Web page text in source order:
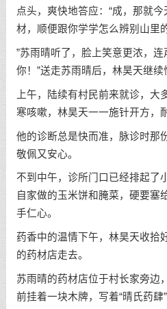
点头，爽快地答应：“成，那就
材，顺便跟你学学怎么辨别山里
”苏雨晴听了，脸上笑意更浓，
你！”送走苏雨晴后，林昊天继续
上午，陆续有村民前来就诊，大
寒咳嗽，林昊天一一施针开方，
他的诊断总是快而准，脉诊时那
敬佩又安心。
不到中午，诊所门口已经排起了
自家做的玉米饼和腌菜，硬要塞
手仁心。
药香中的温情下午，林昊天收拾
的药材店走去。
苏雨晴的药材店位于村长家旁边
前挂着一块木牌，写着“晴氏药肆”